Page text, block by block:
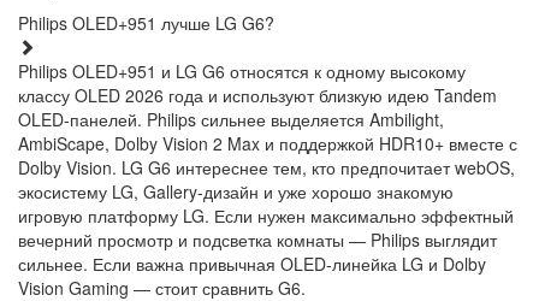
Philips OLED+951 лучше LG G6?
Philips OLED+951 и LG G6 относятся к одному высокому
классу OLED 2026 года и используют близкую идею Tandem
OLED-панелей. Philips сильнее выделяется Ambilight,
AmbiScape, Dolby Vision 2 Max и поддержкой HDR10+ вместе с
Dolby Vision. LG G6 интереснее тем, кто предпочитает webOS,
экосистему LG, Gallery-дизайн и уже хорошо знакомую
игровую платформу LG. Если нужен максимально эффектный
вечерний просмотр и подсветка комнаты — Philips выглядит
сильнее. Если важна привычная OLED-линейка LG и Dolby
Vision Gaming — стоит сравнить G6.